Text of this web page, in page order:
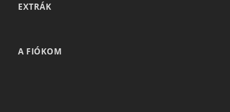
EXTRÁK
A FIÓKOM